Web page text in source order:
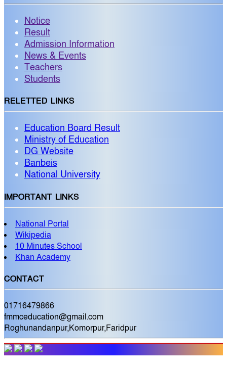
Notice
Result
Admission Information
News & Events
Teachers
Students
RELETTED LINKS
Education Board Result
Ministry of Education
DG Website
Banbeis
National University
IMPORTANT LINKS
National Portal
Wikipedia
10 Minutes School
Khan Academy
CONTACT
01716479866
fmmceducation@gmail.com
Roghunandanpur,Komorpur,Faridpur